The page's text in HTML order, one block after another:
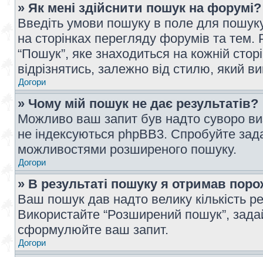
» Як мені здійснити пошук на форумі?
Введіть умови пошуку в поле для
на сторінках перегляду форумів та
“Пошук”, яке знаходиться на кожній
відрізнятись, залежно від стилю, який
Догори
» Чому мій пошук не дає результатів?
Можливо ваш запит був надто суворо
не індексуються phpBB3. Спробуйте
можливостями розширеного пошуку.
Догори
» В результаті пошуку я отримав
Ваш пошук дав надто велику кількість
Використайте “Розширений пошук”,
сформулюйте ваш запит.
Догори